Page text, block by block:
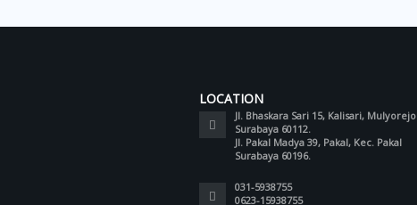
LOCATION
Jl. Bhaskara Sari 15, Kalisari, Mulyorejo
Surabaya 60112.
Jl. Pakal Madya 39, Pakal, Kec. Pakal
Surabaya 60196.
031-5938755
0623-15938755